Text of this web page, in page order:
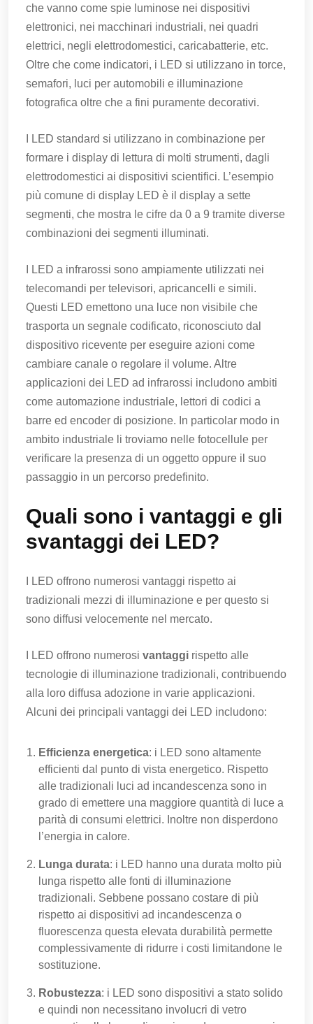
che vanno come spie luminose nei dispositivi
elettronici, nei macchinari industriali, nei quadri
elettrici, negli elettrodomestici, caricabatterie, etc.
Oltre che come indicatori, i LED si utilizzano in torce,
semafori, luci per automobili e illuminazione
fotografica oltre che a fini puramente decorativi.
I LED standard si utilizzano in combinazione per
formare i display di lettura di molti strumenti, dagli
elettrodomestici ai dispositivi scientifici. L’esempio
più comune di display LED è il display a sette
segmenti, che mostra le cifre da 0 a 9 tramite diverse
combinazioni dei segmenti illuminati.
I LED a infrarossi sono ampiamente utilizzati nei
telecomandi per televisori, apricancelli e simili.
Questi LED emettono una luce non visibile che
trasporta un segnale codificato, riconosciuto dal
dispositivo ricevente per eseguire azioni come
cambiare canale o regolare il volume. Altre
applicazioni dei LED ad infrarossi includono ambiti
come automazione industriale, lettori di codici a
barre ed encoder di posizione. In particolar modo in
ambito industriale li troviamo nelle fotocellule per
verificare la presenza di un oggetto oppure il suo
passaggio in un percorso predefinito.
Quali sono i vantaggi e gli
svantaggi dei LED?
I LED offrono numerosi vantaggi rispetto ai
tradizionali mezzi di illuminazione e per questo si
sono diffusi velocemente nel mercato.
I LED offrono numerosi vantaggi rispetto alle
tecnologie di illuminazione tradizionali, contribuendo
alla loro diffusa adozione in varie applicazioni.
Alcuni dei principali vantaggi dei LED includono:
Efficienza energetica: i LED sono altamente
efficienti dal punto di vista energetico. Rispetto
alle tradizionali luci ad incandescenza sono in
grado di emettere una maggiore quantità di luce a
parità di consumi elettrici. Inoltre non disperdono
l’energia in calore.
Lunga durata: i LED hanno una durata molto più
lunga rispetto alle fonti di illuminazione
tradizionali. Sebbene possano costare di più
rispetto ai dispositivi ad incandescenza o
fluorescenza questa elevata durabilità permette
complessivamente di ridurre i costi limitandone le
sostituzione.
Robustezza: i LED sono dispositivi a stato solido
e quindi non necessitano involucri di vetro